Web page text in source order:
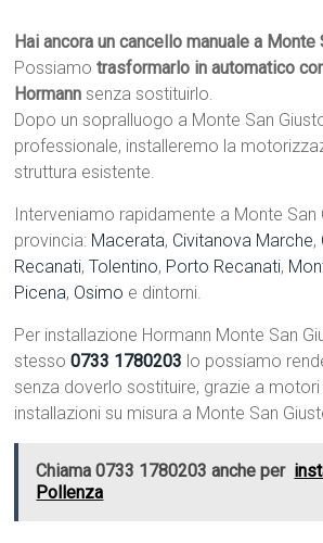
Hai ancora un cancello manuale a Monte
Possiamotrasformarlo in automatico
Hormann senza sostituirlo.
Dopo un sopralluogo a Monte San
professionale, installeremo la
struttura esistente.
Interveniamo rapidamente a Monte San
provincia: Macerata, Civitanova Marche,
Recanati,Tolentino, Porto Recanati,
Picena, Osimo e dintorni.
Per installazione Hormann Monte San
stesso0733 1780203 lo possiamo
senza doverlo sostituire, grazie a
installazioni su misura a Monte San
Chiama 0733 1780203 anche per
Pollenza